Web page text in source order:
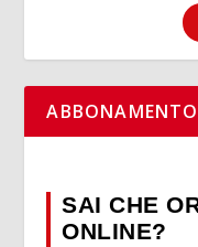
SAI CHE
ONLINE?